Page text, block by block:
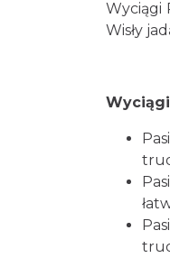
Wyciągi
Wisły